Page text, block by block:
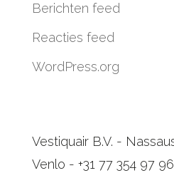
Berichten feed
Reacties feed
WordPress.org
Vestiquair B.V. -
Venlo - +31 77 354 97